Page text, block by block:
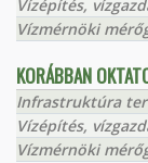
Vízépítés,
Vízmérnöki
KORÁBBAN
Infrastruktúra
Vízépítés,
Vízmérnöki